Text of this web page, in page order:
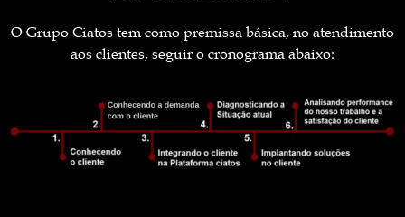
O Grupo Ciatos tem como premissa básica, no atendimento
aos clientes, seguir o cronograma abaixo: